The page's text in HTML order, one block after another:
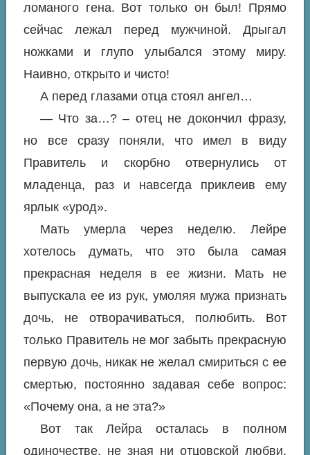
ломаного гена. Вот только он был! Прямо
сейчас лежал перед мужчиной. Дрыгал
ножками и глупо улыбался этому миру.
Наивно, открыто и чисто!
А перед глазами отца стоял ангел…
— Что за…? – отец не докончил фразу,
но все сразу поняли, что имел в виду
Правитель и скорбно отвернулись от
младенца, раз и навсегда приклеив ему
ярлык «урод».
Мать умерла через неделю. Лейре
хотелось думать, что это была самая
прекрасная неделя в ее жизни. Мать не
выпускала ее из рук, умоляя мужа признать
дочь, не отворачиваться, полюбить. Вот
только Правитель не мог забыть прекрасную
первую дочь, никак не желал смириться с ее
смертью, постоянно задавая себе вопрос:
«Почему она, а не эта?»
Вот так Лейра осталась в полном
одиночестве, не зная ни отцовской любви,